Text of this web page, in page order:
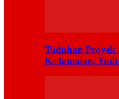
Tuduhan Proyek
Kedamaian,